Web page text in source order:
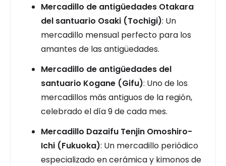
Mercadillo de antigüedades Otakara
del santuario Osaki (Tochigi): Un
mercadillo mensual perfecto para los
amantes de las antigüedades.
Mercadillo de antigüedades del
santuario Kogane (Gifu): Uno de los
mercadillos más antiguos de la región,
celebrado el día 9 de cada mes.
Mercadillo Dazaifu Tenjin Omoshiro-
Ichi (Fukuoka): Un mercadillo periódico
especializado en cerámica y kimonos de